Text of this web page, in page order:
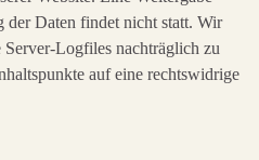
der Daten findet nicht statt. Wir
Logfiles nachträglich zu
auf eine rechtswidrige